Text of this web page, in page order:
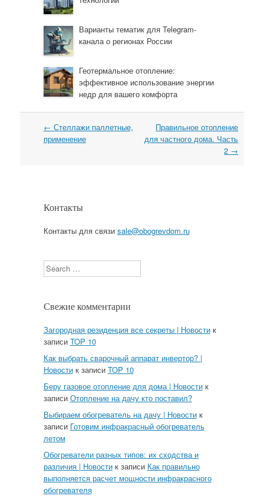
Варианты тематик для Telegram-
канала о регионах России
Геотермальное отопление:
эффективное использование энергии
недр для вашего комфорта
Навигация
← Стеллажи паллетные,
применение
Правильное отопление
для частного дома. Часть
2 →
Контакты
Контакты для связи sale@obogrevdom.ru
Search
Свежие комментарии
Загородная резиденция все секреты | Новостик
записи TOP 10
Как выбрать сварочный аппарат инвертор? |
Новостик записи TOP 10
Беру газовое отопление для дома | Новостик
записи Отопление на дачу кто поставил?
Выбираем обогреватель на дачу | Новостик
записи Готовим инфракрасный обогреватель
летом
Обогреватели разных типов: их сходства и
различия | Новостик записи Как правильно
выполняется расчет мощности инфракрасного
обогревателя